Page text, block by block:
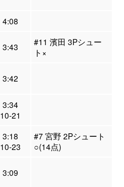
4:08
3:43
#11 濱田 3Pシュー
ト×
3:42
3:34
10-21
3:18
10-23
#7 宮野 2Pシュート
○(14点)
3:09